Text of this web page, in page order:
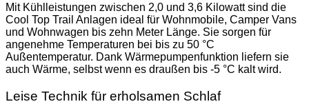
Mit Kühlleistungen zwischen 2,0 und 3,6 Kilowatt sind die
Cool Top Trail Anlagen ideal für Wohnmobile, Camper Vans
und Wohnwagen bis zehn Meter Länge. Sie sorgen für
angenehme Temperaturen bei bis zu 50 °C
Außentemperatur. Dank Wärmepumpenfunktion liefern sie
auch Wärme, selbst wenn es draußen bis -5 °C kalt wird.
Leise Technik für erholsamen Schlaf